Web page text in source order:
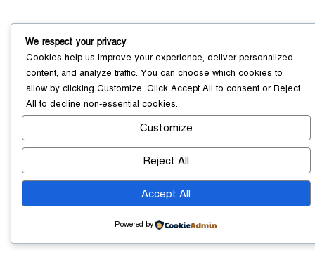
সোনারগাঁয়ে পরিত্যক্ত উন্নয়ন প্রকল্প:
ঠিকাদারের গাফিলতি নাকি তদারকির অভাব
০২ আগস্ট ২০২৬
নারায়ণগঞ্জে জাতীয় যুব শক্তির নতুন কমিটি,
নেতৃত্বে বাঁধন-ইমন
We respect your privacy
Cookies help us improve your experience, deliver personalized
content, and analyze traffic. You can choose which cookies to
allow by clicking Customize. Click Accept All to consent orReject
All to decline non-essential cookies.
Customize
Reject All
Accept All
Powered by